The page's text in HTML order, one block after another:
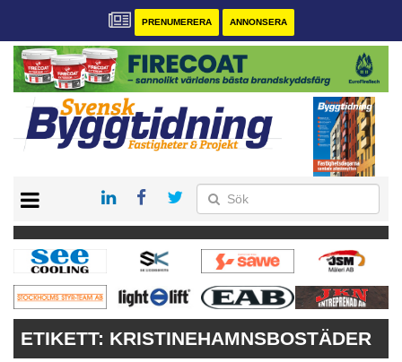
PRENUMERERA ANNONSERA
PRENUMERERA
VÅRA ANDRA MAGASIN
ANNONSERA
KONTAKT
ETIKETT: KRISTINEHAMNSBOSTÄDER